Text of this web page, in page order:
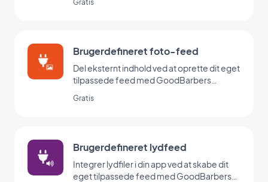
Gratis
Brugerdefineret foto-feed
Del eksternt indhold ved at oprette dit eget
tilpassede feed med GoodBarbers
Gratis
Brugerdefineret lydfeed
Integrer lydfiler i din app ved at skabe dit
eget tilpassede feed med GoodBarbers